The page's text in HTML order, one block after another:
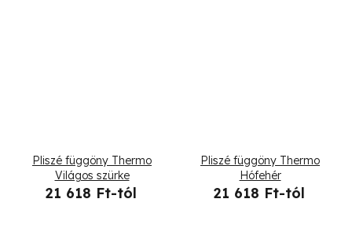
Pliszé függöny Thermo
Világos szürke
21 618 Ft-tól
Pliszé függöny Thermo
Hófehér
21 618 Ft-tól